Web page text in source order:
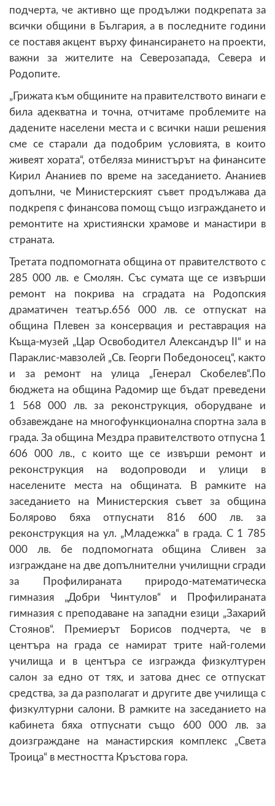
подчерта, че активно ще продължи подкрепата за
всички общини в България, а в последните години
се поставя акцент върху финансирането на проекти,
важни за жителите на Северозапада, Севера и
Родопите.
„Грижата към общините на правителството винаги е
била адекватна и точна, отчитаме проблемите на
дадените населени места и с всички наши решения
сме се старали да подобрим условията, в които
живеят хората“, отбеляза министърът на финансите
Кирил Ананиев по време на заседанието. Ананиев
допълни, че Министерският съвет продължава да
подкрепя с финансова помощ също изграждането и
ремонтите на християнски храмове и манастири в
страната.
Третата подпомогната община от правителството с
285 000 лв. е Смолян. Със сумата ще се извърши
ремонт на покрива на сградата на Родопския
драматичен театър.656 000 лв. се отпускат на
община Плевен за консервация и реставрация на
Къща-музей „Цар Освободител Александър II“ и на
Параклис-мавзолей „Св. Георги Победоносец“, както
и за ремонт на улица „Генерал Скобелев“.По
бюджета на община Радомир ще бъдат преведени
1 568 000 лв. за реконструкция, оборудване и
обзавеждане на многофункционална спортна зала в
града. За община Мездра правителството отпусна 1
606 000 лв., с които ще се извърши ремонт и
реконструкция на водопроводи и улици в
населените места на общината. В рамките на
заседанието на Министерския съвет за община
Болярово бяха отпуснати 816 600 лв. за
реконструкция на ул. „Младежка“ в града. С 1 785
000 лв. бе подпомогната община Сливен за
изграждане на две допълнителни училищни сгради
за Профилираната природо-математическа
гимназия „Добри Чинтулов“ и Профилираната
гимназия с преподаване на западни езици „Захарий
Стоянов“. Премиерът Борисов подчерта, че в
центъра на града се намират трите най-големи
училища и в центъра се изгражда физкултурен
салон за едно от тях, и затова днес се отпускат
средства, за да разполагат и другите две училища с
физкултурни салони. В рамките на заседанието на
кабинета бяха отпуснати също 600 000 лв. за
доизграждане на манастирския комплекс „Света
Троица“ в местността Кръстова гора.